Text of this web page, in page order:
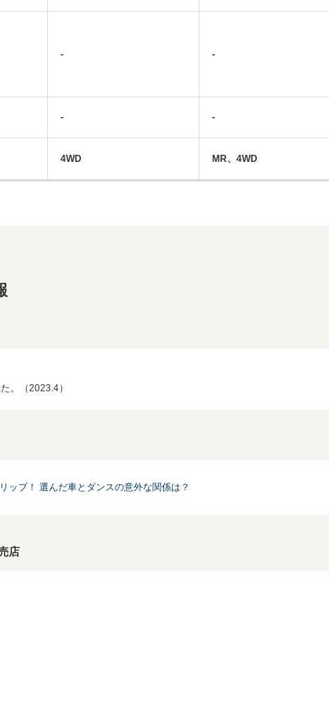
-
-
4WD
-
-
MR、4WD
。（2023.4）
ップ！ 選んだ車とダンスの意外な関係は？
店